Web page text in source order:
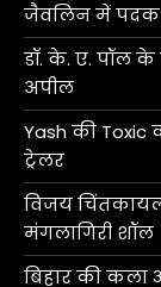
जैवलिन में पदक
डॉ. के. ए. पॉल के
अपील
Yash की Toxic
ट्रेलर
विजय
मंगलागिरी शॉल
बिहार की कला